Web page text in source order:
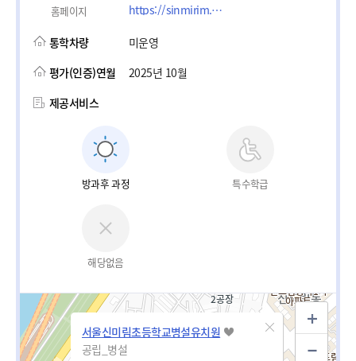
홈페이지 https://sinmirim.sen.es.kr/
통학차량
미운영
평가(인증)연월
2025년 10월
제공서비스
방과후 과정 특수학급
해당없음
서울신미림초등학교병설유치원
공립_병설